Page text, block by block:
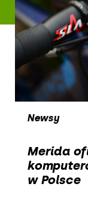
Newsy
Merida
w Polsce